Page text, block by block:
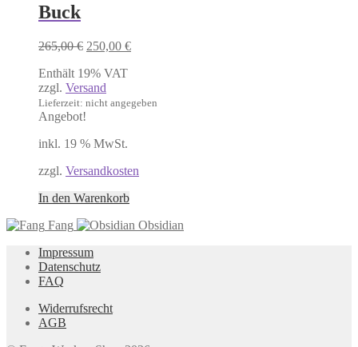
Buck
265,00€ Ursprünglicher
war:
265,00 €
250,00 €Aktueller
Enthält 19% VAT
zzgl. Versand
Lieferzeit: nicht angegeben
Angebot!
inkl. 19 % MwSt.
zzgl. Versandkosten
In den Warenkorb
Fang
Obsidian
Impressum
Datenschutz
FAQ
Widerrufsrecht
AGB